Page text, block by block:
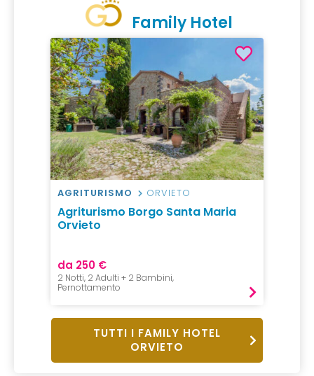
Family Hotel
AGRITURISMO ORVIETO
Agriturismo Borgo Santa Maria
Orvieto
da 250 €
2 Notti, 2 Adulti + 2 Bambini,
Pernottamento
TUTTI I FAMILY HOTEL
ORVIETO